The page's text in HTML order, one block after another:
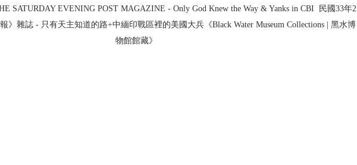
SATURDAY EVENING POST MAGAZINE - Only God Knew the Way & Yanks in CBI  民國33年2
》雜誌 - 只有天主知道的路+中緬印戰區裡的美國大兵《Black Water Museum Collections | 黑水博
物館館藏》